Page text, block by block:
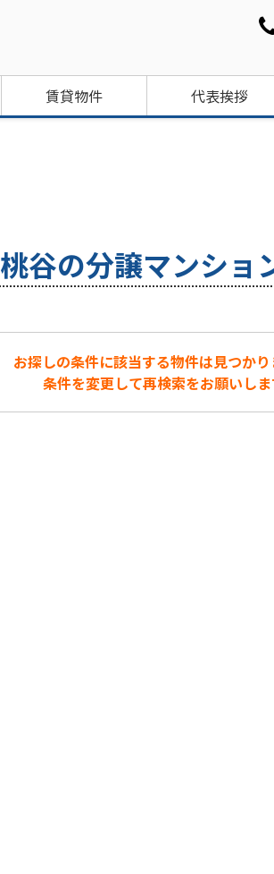
賃貸物件 代表挨拶
谷の分譲マンショ
お探しの条件に該当する物件は見つか
条件を変更して再検索をお願いしま